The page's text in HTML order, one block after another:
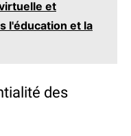
et
l'éducation et la
des